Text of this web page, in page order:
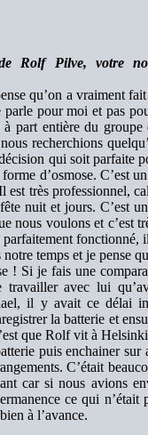
de Rolf Pilve, votre
qu’on a vraiment
pour moi et pas
part entière du
recherchions
qui soit parfaite
d’osmose. C’est
est très professionnel,
nuit et jours. C’est
nous voulons et c’est
fonctionné,
temps et je pense
! Si je fais une
avec lui
il y avait ce délai
la batterie et
que Rolf vit à
puis enchainer sur
C’était
car si nous avions
ce qui n’était
à l’avance.